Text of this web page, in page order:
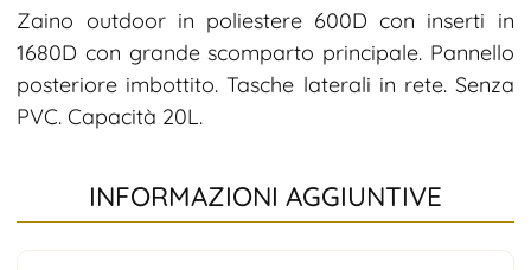
Zaino outdoor in poliestere 600D con inserti in
1680D con grande scomparto principale. Pannello
posteriore imbottito. Tasche laterali in rete. Senza
PVC. Capacità 20L.
INFORMAZIONI AGGIUNTIVE